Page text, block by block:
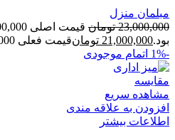
مبلمان منزل
23,000,000 تومان
بود.21,000,000 تومانقیمت فعلی 21,000,000 تومان است.
-1%
اتمام موجودی
مقایسه
مشاهده سریع
افزودن به علاقه مندی
اطلاعات بیشتر